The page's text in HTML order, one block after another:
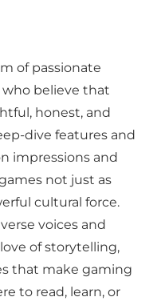
of passionate
who believe that
honest, and
dive features and
impressions and
not just as
cultural force.
voices and
of storytelling,
that make gaming
to read, learn, or